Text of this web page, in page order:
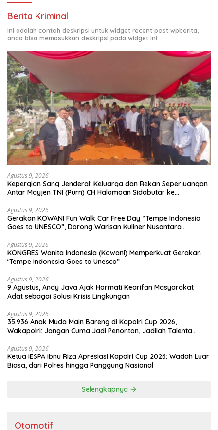
Berita Kriminal
Ini adalah contoh deskripsi untuk widget recent post wpberita,
anda bisa memasukkan deskripsi pada widget ini.
Agustus 9, 2026
Kepergian Sang Jenderal: Keluarga dan Rekan Seperjuangan
Antar Mayjen TNI (Purn) CH Halomoan Sidabutar ke
Agustus 9, 2026
Gerakan KOWANI Fun Walk Car Free Day “Tempe Indonesia
Goes to UNESCO”, Dorong Warisan Kuliner Nusantara
Agustus 9, 2026
KONGRES Wanita Indonesia (Kowani) Memperkuat Gerakan
‘Tempe Indonesia Goes to Unesco”
Agustus 9, 2026
9 Agustus, Andy Java Ajak Hormati Kearifan Masyarakat
Adat sebagai Solusi Krisis Lingkungan
Agustus 9, 2026
35.936 Anak Muda Main Bareng di Kapolri Cup 2026,
Wakapolri: Jangan Cuma Jadi Penonton, Jadilah Talenta
Agustus 9, 2026
Ketua IESPA Ibnu Riza Apresiasi Kapolri Cup 2026: Wadah Luar
Biasa, dari Polres hingga Panggung Nasional
Selengkapnya
Otomotif